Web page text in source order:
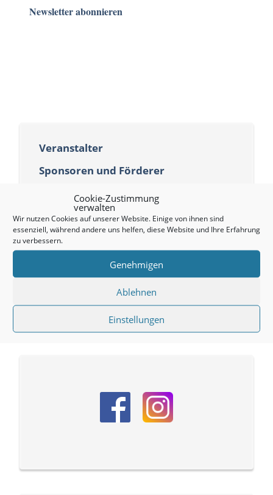
Cookie-Zustimmung
verwalten
Wir nutzen Cookies auf unserer Website. Einige von ihnen sind
essenziell, während andere uns helfen, diese Website und Ihre Erfahrung
zu verbessern.
Genehmigen
Ablehnen
Einstellungen
Newsletter abonnieren
Veranstalter
Sponsoren und Förderer
Downloads
Newsletter abonnieren